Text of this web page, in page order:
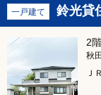
一戸建て 鈴光貸
2
秋
Ｊ
大館市（63）
湯沢市（18）
15分以内
バス乗車時間含
築年数